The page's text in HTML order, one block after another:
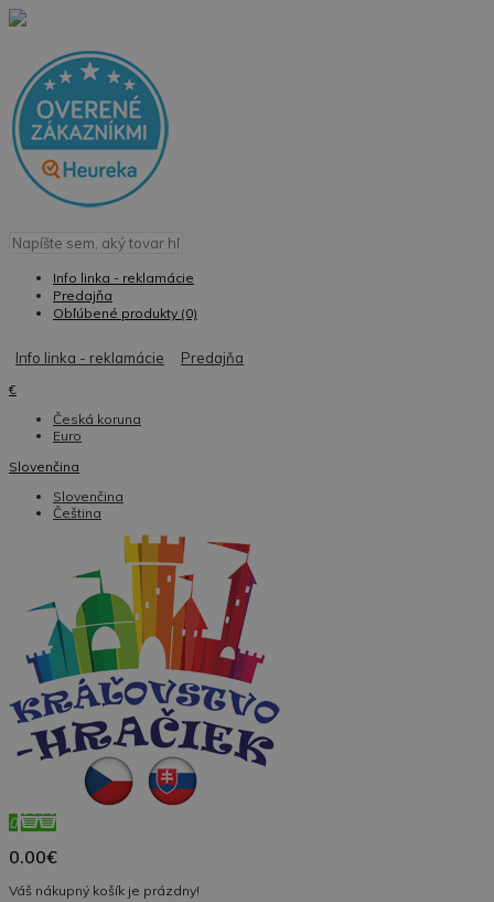
Info linka - reklamácie
Predajňa
Obľúbené produkty (0)
Info linka - reklamácie Predajňa
€
Česká koruna
Euro
Slovenčina
Slovenčina
Čeština
0
0.00€
Váš nákupný košík je prázdny!